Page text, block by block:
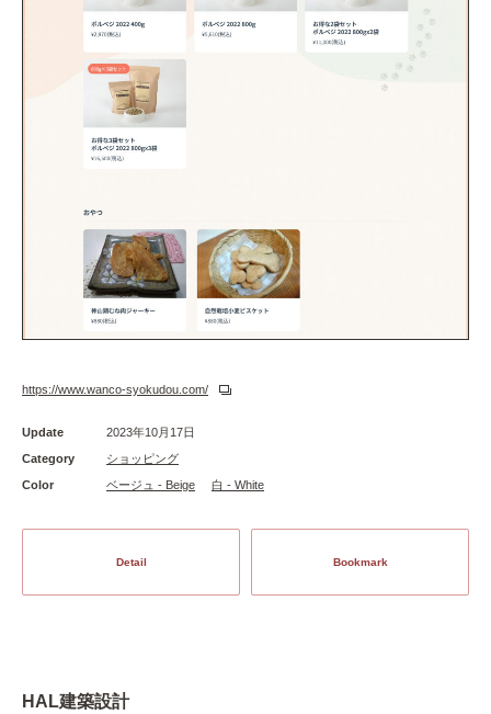
https://www.wanco-syokudou.com/
Update
2023年10月17日
Category
ショッピング
Color
ベージュ - Beige 白 - White
Detail Bookmark
HAL建築設計